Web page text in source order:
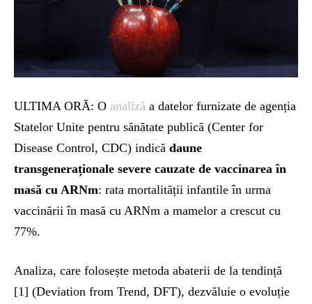
ULTIMA ORĂ: O analiză a datelor furnizate de agenția
Statelor Unite pentru sănătate publică (Center for
Disease Control, CDC) indică daune
transgeneraționale severe cauzate de vaccinarea în
masă cu ARNm: rata mortalității infantile în urma
vaccinării în masă cu ARNm a mamelor a crescut cu
77%.
Analiza, care folosește metoda abaterii de la tendință
[1] (Deviation from Trend, DFT), dezvăluie o evoluție